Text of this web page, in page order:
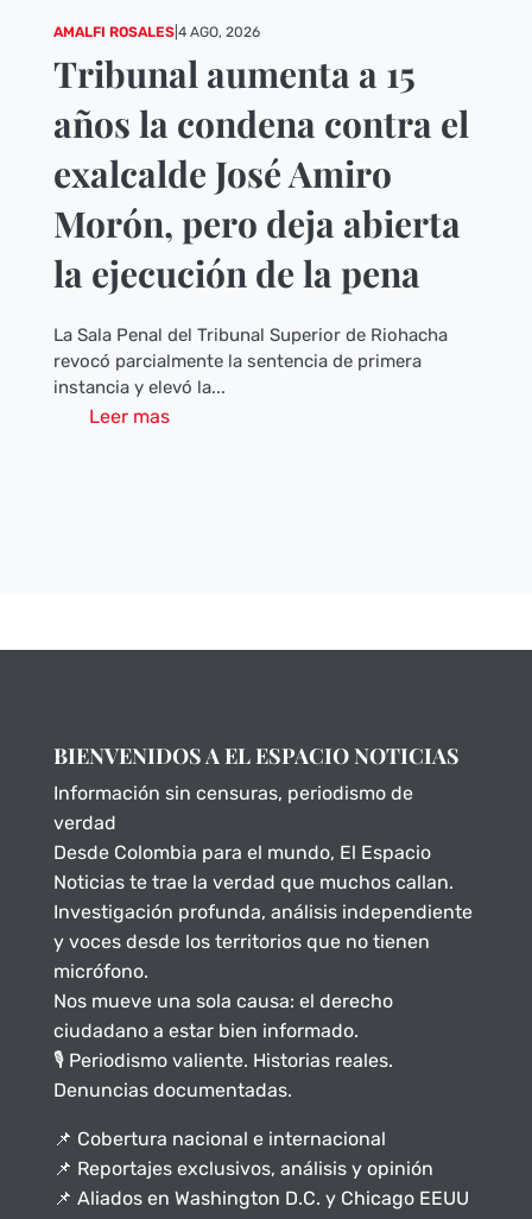
AMALFI ROSALES| 4 AGO, 2026
Tribunal aumenta a 15
años la condena contra el
exalcalde José Amiro
Morón, pero deja abierta
la ejecución de la pena
La Sala Penal del Tribunal Superior de Riohacha
revocó parcialmente la sentencia de primera
instancia y elevó la...
Leer mas
BIENVENIDOS A EL ESPACIO NOTICIAS
Información sin censuras, periodismo de
verdad
Desde Colombia para el mundo, El Espacio
Noticias te trae la verdad que muchos callan.
Investigación profunda, análisis independiente
y voces desde los territorios que no tienen
micrófono.
Nos mueve una sola causa: el derecho
ciudadano a estar bien informado.
🎙️ Periodismo valiente. Historias reales.
Denuncias documentadas.
📌 Cobertura nacional e internacional
📌 Reportajes exclusivos, análisis y opinión
📌 Aliados en Washington D.C. y Chicago EEUU